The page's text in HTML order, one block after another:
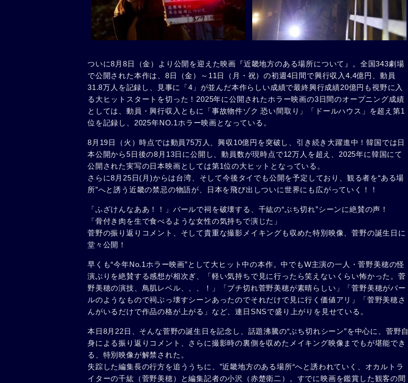
ついに8月8日（金）より公開を迎えた映画『近畿地方のある場所について』。全国343劇場
で公開された本作は、8日（金）～11日（月・祝）の初週4日間で興行収入4.4億円、動員
31.8万人を記録し、見事に「4」が並んだ本作らしい成績で最終興行成績20億円も視野に入
る大ヒットスタートを切った！2025年に公開されたホラー映画の3日間のオープニング成績
としては、動員・興行収入ともに「事故物件ゾク 恐い間取り」「ドールハウス」を超え第1
位を記録し、2025年NO.1ホラー映画となっている。
8月19日（火）時点では動員75万人、興収10億円を突破し、引き続き大躍進中！韓国では日
本公開から5日後の8月13日に公開し、動員数が現時点で12万人を超え、2025年に韓国にて
公開された実写の日本映画としては第1位の大ヒットとなっている。
さらに8月25日(月)からは台湾、そして今後タイでも公開を予定しており、観る者を“ある場
所”へと誘う近畿の禁忌の物語が、日本を飛び出しついに世界にも広がっていく！！
「ふざけんなああ！！」バールで祠を破壊する、千紘の“ぶち切れ”シーンに絶賛の声！
「骨付き肉を生で食べるような女性の気持ちで演じた」
菅野の振り返りコメント、そして貴重な撮影メイキングも収めた特別映像、菅野の誕生日に
堂々公開！
早くも“今年No.1ホラー映画”として大ヒット中の本作。中でもW主演の一人・菅野美穂の怪
演ぶりを絶賛する感想が相次ぎ、「軽い気持ちで見に行ったら笑えないくらい怖かった。菅
野美穂の演技、鳥肌レベル、、、！」「ブチ切れ菅野美穂が素晴らしい」「菅野美穂がバー
ルのようなもので祠ぶっ壊すシーンあったのでそれだけで見に行く価値アリ」「菅野美穂さ
んがいるだけで作品の格が上がる」など、連日SNSで盛り上がりを見せている。
本日8月22日、そんな菅野の誕生日を記念し、話題沸騰の“ぶち切れシーン”を中心に、菅野自
身による振り返りコメント、さらに撮影時の裏側を収めたメイキング映像までもが堪能でき
る、特別映像が解禁された。
失踪した編集長の行方を追ううちに、”近畿地方のある場所“へと誘われていく、オカルトラ
イターの千紘（菅野美穂）と編集記者の小沢（赤楚衛二）。すでに映画を鑑賞した観客の間